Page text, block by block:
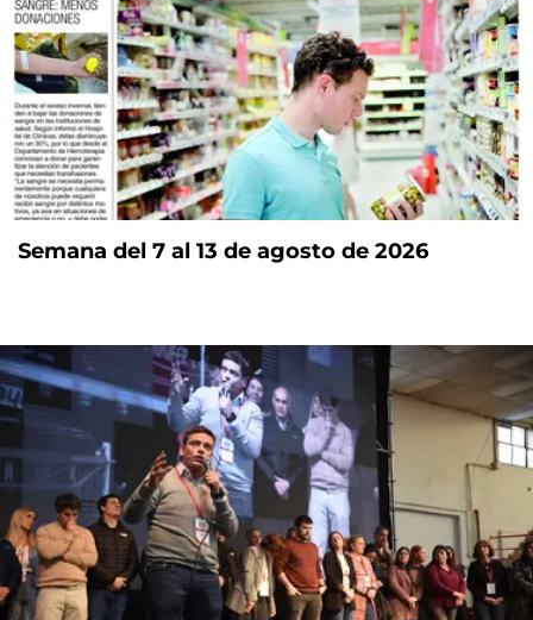
Semana del 7 al 13 de agosto de 2026